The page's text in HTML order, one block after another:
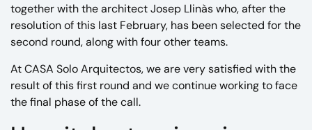
together with the architect Josep Llinàs who, after the
resolution of this last February, has been selected for the
second round, along with four other teams.
At CASA Solo Arquitectos, we are very satisfied with the
result of this first round and we continue working to face
the final phase of the call.